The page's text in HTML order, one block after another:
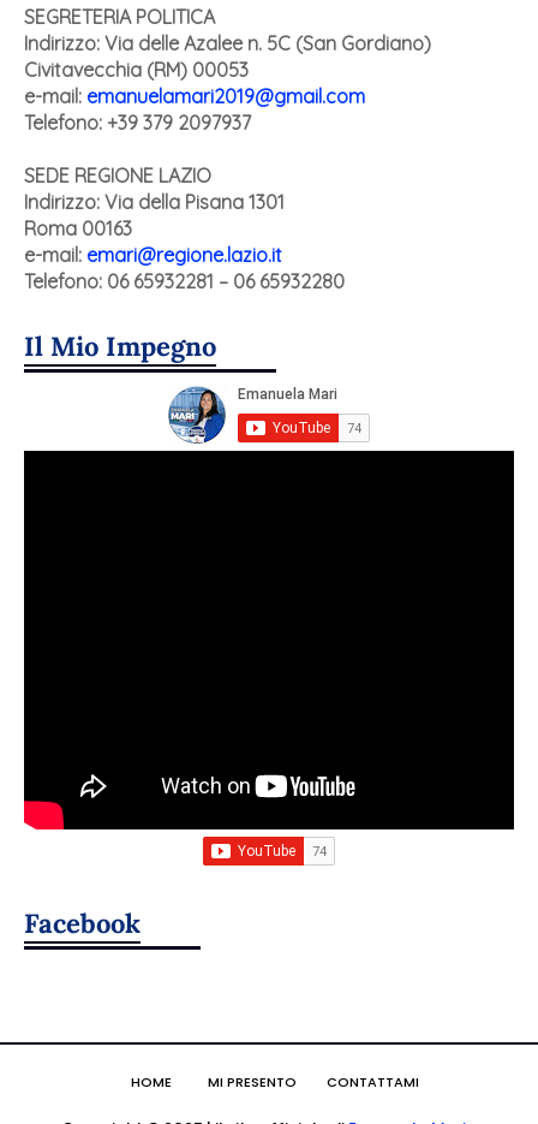
SEGRETERIA POLITICA
Indirizzo: Via delle Azalee n. 5C (San Gordiano)
Civitavecchia (RM) 00053
e-mail: emanuelamari2019@gmail.com
Telefono: +39 379 2097937
SEDE REGIONE LAZIO
Indirizzo: Via della Pisana 1301
Roma 00163
e-mail: emari@regione.lazio.it
Telefono: 06 65932281 – 06 65932280
Il Mio Impegno
Facebook
HOME MI PRESENTO CONTATTAMI